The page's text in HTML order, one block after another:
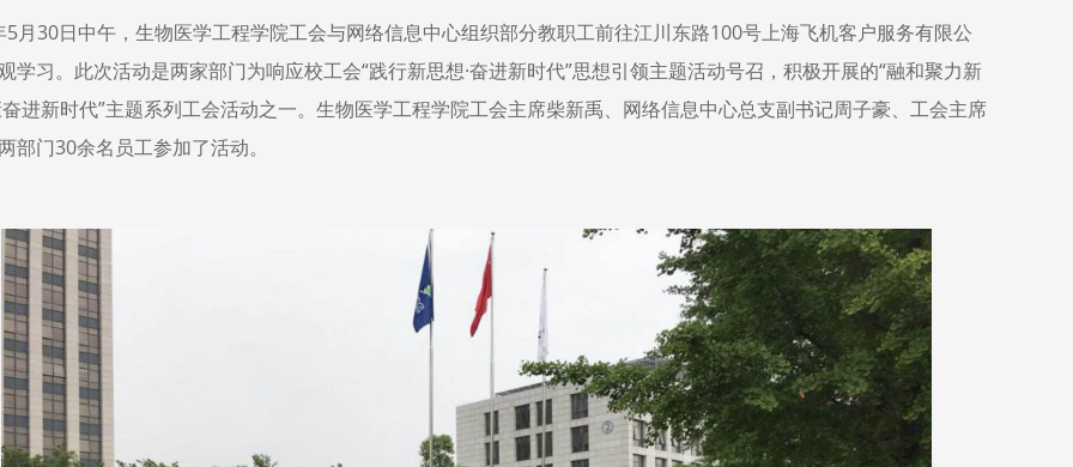
5月30日中午，生物医学工程学院工会与网络信息中心组织部分教职工前往江川东路100号上海飞机客户服务有限公
学习。此次活动是两家部门为响应校工会“践行新思想·奋进新时代”思想引领主题活动号召，积极开展的“融和聚力新
进新时代”主题系列工会活动之一。生物医学工程学院工会主席柴新禹、网络信息中心总支副书记周子豪、工会主席
部门30余名员工参加了活动。